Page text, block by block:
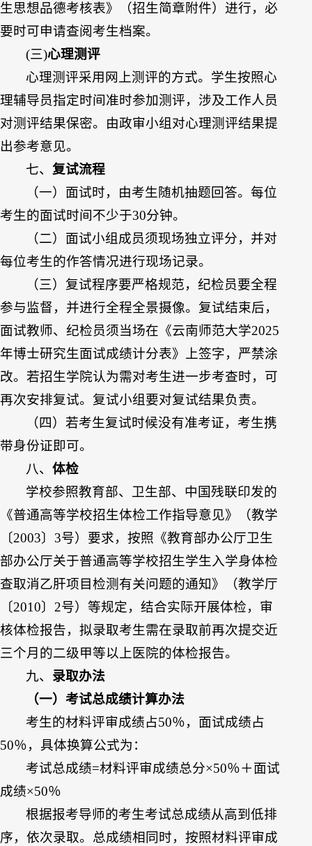
生思想品德考核表》（招生简章附件）进行，必
要时可申请查阅考生档案。
(三)心理测评
心理测评采用网上测评的方式。学生按照心
理辅导员指定时间准时参加测评，涉及工作人员
对测评结果保密。由政审小组对心理测评结果提
出参考意见。
七、 复试流程
（一）面试时，由考生随机抽题回答。每位
考生的面试时间不少于30分钟。
（二）面试小组成员须现场独立评分，并对
每位考生的作答情况进行现场记录。
（三）复试程序要严格规范，纪检员要全程
参与监督，并进行全程全景摄像。复试结束后，
面试教师、纪检员须当场在《云南师范大学2025
年博士研究生面试成绩计分表》上签字，严禁涂
改。若招生学院认为需对考生进一步考查时，可
再次安排复试。复试小组要对复试结果负责。
（四）若考生复试时候没有准考证，考生携
带身份证即可。
八、体检
学校参照教育部、卫生部、中国残联印发的
《普通高等学校招生体检工作指导意见》（教学
〔2003〕3号）要求，按照《教育部办公厅卫生
部办公厅关于普通高等学校招生学生入学身体检
查取消乙肝项目检测有关问题的通知》（教学厅
〔2010〕2号）等规定，结合实际开展体检，审
核体检报告，拟录取考生需在录取前再次提交近
三个月的二级甲等以上医院的体检报告。
九、 录取办法
（一）考试总成绩计算办法
考生的材料评审成绩占50％，面试成绩占
50％，具体换算公式为：
考试总成绩=材料评审成绩总分×50％＋面试
成绩×50％
根据报考导师的考生考试总成绩从高到低排
序，依次录取。总成绩相同时，按照材料评审成